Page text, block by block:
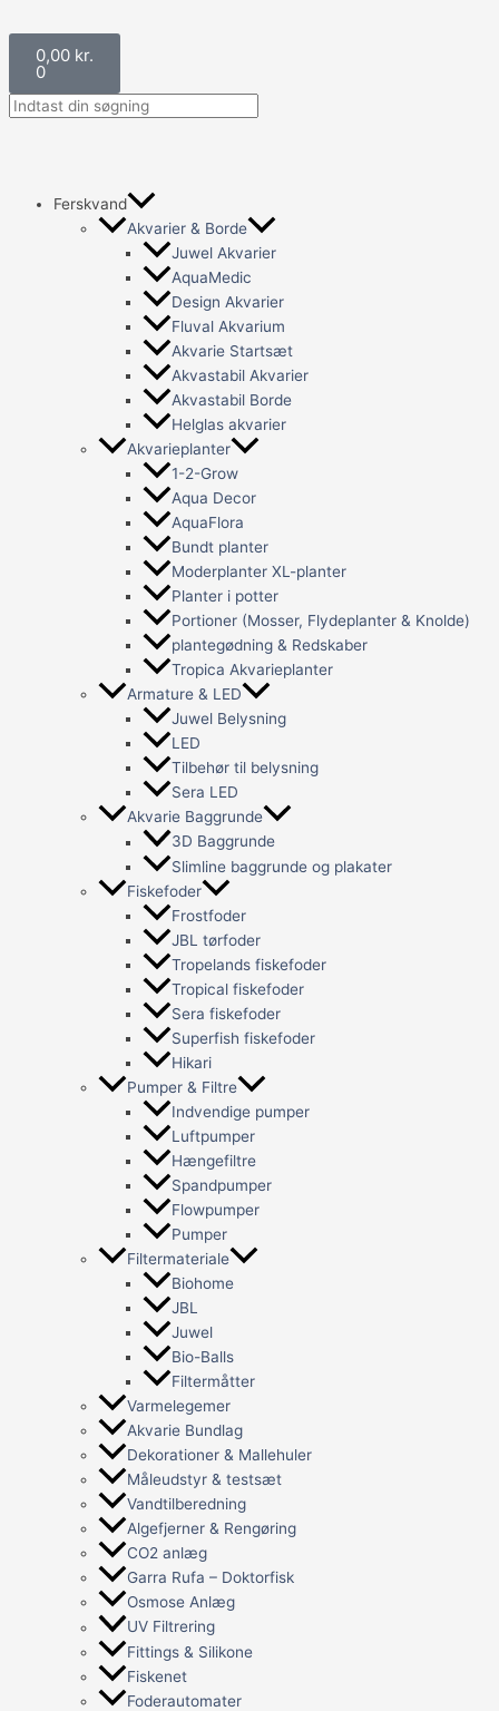
til
indholdet
0,00 kr.
0
Kurv
Ferskvand
Akvarier & Borde
Juwel Akvarier
AquaMedic
Design Akvarier
Fluval Akvarium
Akvarie Startsæt
Akvastabil Akvarier
Akvastabil Borde
Helglas akvarier
Akvarieplanter
1-2-Grow
Aqua Decor
AquaFlora
Bundt planter
Moderplanter XL-planter
Planter i potter
Portioner (Mosser, Flydeplanter & Knolde)
plantegødning & Redskaber
Tropica Akvarieplanter
Armature & LED
Juwel Belysning
LED
Tilbehør til belysning
Sera LED
Akvarie Baggrunde
3D Baggrunde
Slimline baggrunde og plakater
Fiskefoder
Frostfoder
JBL tørfoder
Tropelands fiskefoder
Tropical fiskefoder
Sera fiskefoder
Superfish fiskefoder
Hikari
Pumper & Filtre
Indvendige pumper
Luftpumper
Hængefiltre
Spandpumper
Flowpumper
Pumper
Filtermateriale
Biohome
JBL
Juwel
Bio-Balls
Filtermåtter
Varmelegemer
Akvarie Bundlag
Dekorationer & Mallehuler
Måleudstyr & testsæt
Vandtilberedning
Algefjerner & Rengøring
CO2 anlæg
Garra Rufa – Doktorfisk
Osmose Anlæg
UV Filtrering
Fittings & Silikone
Fiskenet
Foderautomater